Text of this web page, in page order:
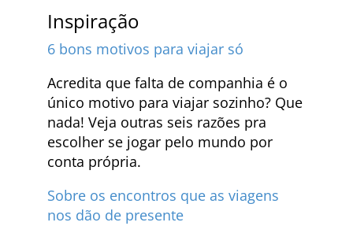
Inspiração
6 bons motivos para viajar só
Acredita que falta de companhia é o
único motivo para viajar sozinho? Que
nada! Veja outras seis razões pra
escolher se jogar pelo mundo por
conta própria.
Sobre os encontros que as viagens
nos dão de presente